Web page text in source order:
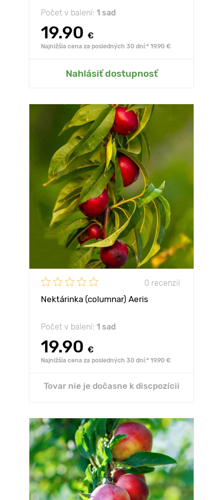
Počet v balení: 1 sad
19.90 €
Najnižšia cena za posledných 30 dní:* 19.90 €
Nahlásiť dostupnosť
0 recenzií
Nektárinka (columnar) Aeris
Počet v balení: 1 sad
19.90 €
Najnižšia cena za posledných 30 dní:* 19.90 €
Tovar nie je dočasne k discpozícii